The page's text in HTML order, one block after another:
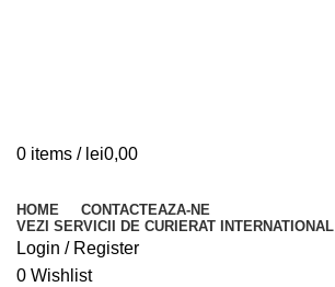
0 items / lei0,00
HOME
CONTACTEAZA-NE
VEZI SERVICII DE CURIERAT INTERNATIONAL
Login / Register
0 Wishlist